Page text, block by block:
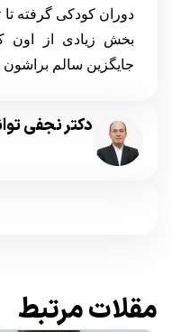
دوران کودکی گرفته تا
بخش زیادی از اون
جایگزین سالم براشون
دکتر نجفی
مقلات مرتبط